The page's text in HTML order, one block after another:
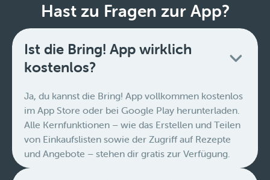
Hast zu Fragen zur App?
Ist die Bring! App wirklich
kostenlos?
Ja, du kannst die Bring! App vollkommen kostenlos
im App Store oder bei Google Play herunterladen.
Alle Kernfunktionen – wie das Erstellen und Teilen
von Einkaufslisten sowie der Zugriff auf Rezepte
und Angebote – stehen dir gratis zur Verfügung.